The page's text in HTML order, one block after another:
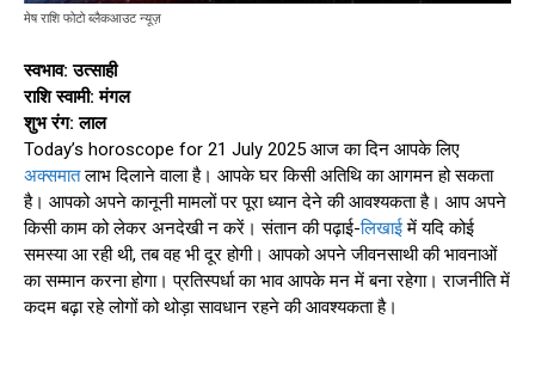
मेष राशि फोटो ब्लैकआउट न्यूज़
स्वभाव: उत्साही
राशि स्वामी: मंगल
शुभ रंग: लाल
Today’s horoscope for 21 July 2025 आज का दिन आपके लिए
अक्समातलाभ दिलाने वाला है। आपके घर किसी अतिथि का आगमन हो सकता
है। आपको अपने कानूनी मामलों पर पूरा ध्यान देने की आवश्यकता है। आप अपने
किसी काम को लेकर अनदेखी न करें। संतान की पढ़ाई-लिखाईमें यदि कोई
समस्या आ रही थी, तब वह भी दूर होगी। आपको अपने जीवनसाथी की भावनाओं
का सम्मान करना होगा। प्रतिस्पर्धा का भाव आपके मन में बना रहेगा। राजनीति में
कदम बढ़ा रहे लोगों को थोड़ा सावधान रहने की आवश्यकता है।